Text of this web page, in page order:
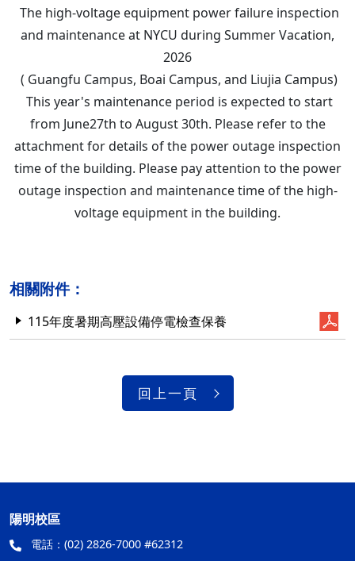
The high-voltage equipment power failure inspection
and maintenance at NYCU during Summer Vacation,
2026
( Guangfu Campus, Boai Campus, and Liujia Campus)
This year's maintenance period is expected to start
from June27th to August 30th. Please refer to the
attachment for details of the power outage inspection
time of the building. Please pay attention to the power
outage inspection and maintenance time of the high-
voltage equipment in the building.
相關附件：
115年度暑期高壓設備停電檢查保養
回上一頁
陽明校區
電話： (02) 2826-7000 #62312